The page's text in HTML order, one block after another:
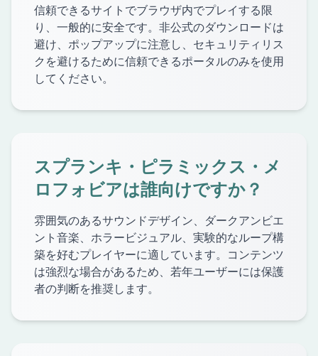
信頼できるサイトでブラウザ内でプレイする限
り、一般的に安全です。非公式のダウンロードは
避け、ポップアップに注意し、セキュリティリス
クを避けるために信頼できるポータルのみを使用
してください。
スプランキ・ピラミックス・メ
ロフォビアは誰向けですか？
雰囲気のあるサウンドデザイン、ダークアンビエ
ント音楽、ホラービジュアル、実験的なループ構
築を好むプレイヤーに適しています。コンテンツ
は強烈な場合があるため、若年ユーザーには保護
者の判断を推奨します。